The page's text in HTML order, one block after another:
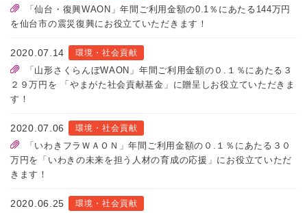
「仙台・復興WAON」年間ご利用金額の0.1％にあたる144万円
を仙台市の震災復興にお役立ていただきます！
2020.07.14 環境・社会貢献
「山形さくらんぼWAON」年間ご利用金額の０.１％にあたる３
２９万円を 「やまがた社会貢献基金」に贈呈しお役立ていただきま
す！
2020.07.06 環境・社会貢献
「いわきフラＷＡＯＮ」年間ご利用金額の０.１％にあたる３０
万円を「いわきの未来を担う人材の育成の応援」にお役立ていただ
きます！
2020.06.25 環境・社会貢献